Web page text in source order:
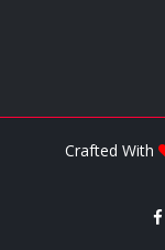
Crafted With